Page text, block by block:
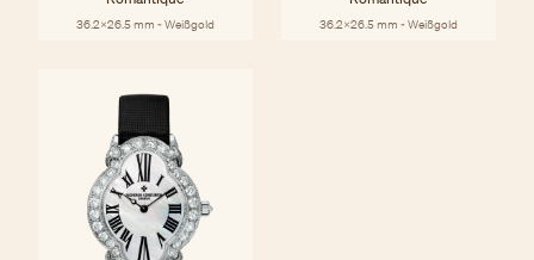
36.2x26.5 mm - Weißgold 36.2x26.5 mm - Weißgold